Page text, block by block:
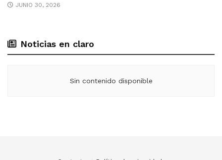
JUNIO 30, 2026
Noticias en claro
Sin contenido disponible